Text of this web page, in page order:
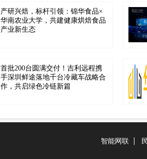
产研兴焙，标杆引领：锦华食品×
华南农业大学，共建健康烘焙食品
产业新生态
首批200台圆满交付！吉利远程携
手深圳鲜途落地千台冷藏车战略合
作，共启绿色冷链新篇
智能网联